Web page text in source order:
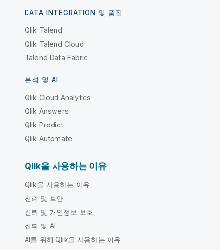
DATA INTEGRATION 및 품질
Qlik Talend
Qlik Talend Cloud
Talend Data Fabric
분석 및 AI
Qlik Cloud Analytics
Qlik Answers
Qlik Predict
Qlik Automate
Qlik을 사용하는 이유
Qlik을 사용하는 이유
신뢰 및 보안
신뢰 및 개인정보 보호
신뢰 및 AI
AI를 위해 Qlik을 사용하는 이유